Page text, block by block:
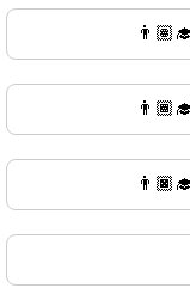
👨🏽‍🎓
👨🏾‍🎓
👨🏿‍🎓